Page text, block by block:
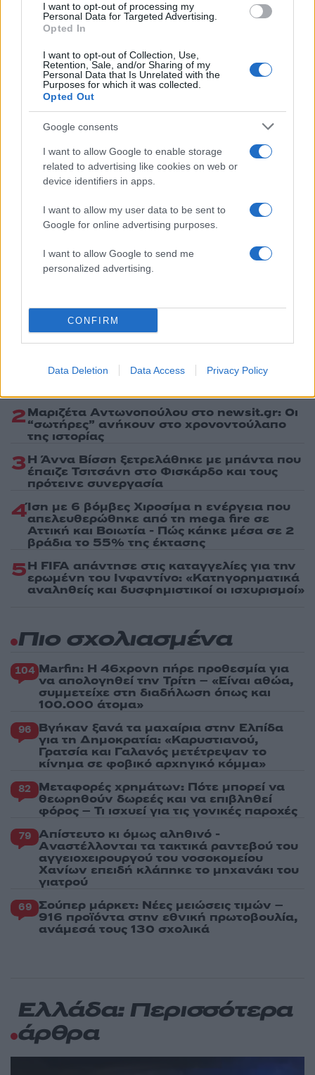
I want to opt-out of processing my
Personal Data for Targeted Advertising.
Opted In
I want to opt-out of Collection, Use,
Retention, Sale, and/or Sharing of my
Personal Data that Is Unrelated with the
Purposes for which it was collected.
Opted Out
Google consents
I want to allow Google to enable storage
related to advertising like cookies on web or
device identifiers in apps.
I want to allow my user data to be sent to
Google for online advertising purposes.
I want to allow Google to send me
personalized advertising.
CONFIRM
Data Deletion Data Access Privacy Policy
Υποβολή σχολίου
Όροι Χρήσης. Το site προστατεύεται από reCAPTCHA, ισχύουν
Πολιτική Απορρήτου
Share:
Ακολουθήστε το Νewsit.gr στο Google News
ενημερωθείτε πρώτοι για όλη την ειδησεογραφία και τα
τελευταία νέατης ημέρας
Πιο δημοφιλή
Ελλάδα – Ενισχυμένα μελτέμια έως 8
μποφόρ στο Αιγαίο μέχρι
2Μαριζέτα Αντωνοπούλου στο newsit.gr: Οι
“σωτήρες” ανήκουν στο χρονοντούλαπο
της ιστορίας
3Η Άννα Βίσση ξετρελάθηκε με μπάντα που
έπαιζε Τσιτσάνη στο Φισκάρδο και τους
πρότεινε συνεργασία
4Ίση με 6 βόμβες Χιροσίμα η ενέργεια που
απελευθερώθηκε από τη mega fire σε
Αττική και Βοιωτία - Πώς κάηκε μέσα σε 2
βράδια το 55% της έκτασης
5Η FIFA απάντησε στις καταγγελίες για την
ερωμένη του Ινφαντίνο: «Κατηγορηματικά
αναληθείς και δυσφημιστικοί οι ισχυρισμοί»
Πιο σχολιασμένα
104 Marfin: Η 46χρονη πήρε προθεσμία για
να απολογηθεί την Τρίτη – «Είναι αθώα,
συμμετείχε στη διαδήλωση όπως και
100.000 άτομα»
96 Βγήκαν ξανά τα μαχαίρια στην Ελπίδα
για τη Δημοκρατία: «Καρυστιανού,
Γρατσία και Γαλανός μετέτρεψαν το
κίνημα σε φοβικό αρχηγικό κόμμα»
82 Μεταφορές χρημάτων: Πότε μπορεί να
θεωρηθούν δωρεές και να επιβληθεί
φόρος – Τι ισχυεί για τις γονικές παροχές
79 Απίστευτο κι όμως αληθινό -
Aναστέλλονται τα τακτικά ραντεβού του
αγγειοχειρουργού του νοσοκομείου
Χανίων επειδή κλάπηκε το μηχανάκι του
γιατρού
69 Σούπερ μάρκετ: Νέες μειώσεις τιμών –
916 προϊόντα στην εθνική πρωτοβουλία,
ανάμεσά τους 130 σχολικά
Ελλάδα: Περισσότερα
άρθρα